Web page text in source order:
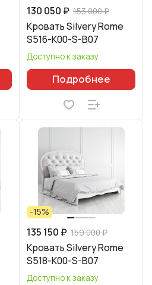
130 050 ₽ 153 000 ₽
Кровать Silvery Rome
S516-K00-S-B07
Доступно к заказу
Подробнее
-15%
135 150 ₽ 159 000 ₽
Кровать Silvery Rome
S518-K00-S-B07
Доступно к заказу